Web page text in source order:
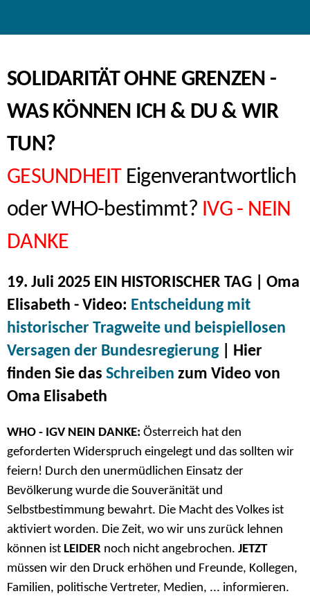
SOLIDARITÄT OHNE GRENZEN -
WAS KÖNNEN ICH & DU & WIR
TUN?
GESUNDHEIT Eigenverantwortlich
oder WHO-bestimmt? IVG - NEIN
DANKE
19. Juli 2025 EIN HISTORISCHER TAG | Oma
Elisabeth - Video: Entscheidung mit
historischer Tragweite und beispiellosen
Versagen der Bundesregierung| Hier
finden Sie das Schreiben zum Video von
Oma Elisabeth
WHO - IGV NEIN DANKE: Österreich hat den
geforderten Widerspruch eingelegt und das sollten wir
feiern! Durch den unermüdlichen Einsatz der
Bevölkerung wurde die Souveränität und
Selbstbestimmung bewahrt. Die Macht des Volkes ist
aktiviert worden. Die Zeit, wo wir uns zurück lehnen
können ist LEIDER noch nicht angebrochen. JETZT
müssen wir den Druck erhöhen und Freunde, Kollegen,
Familien, politische Vertreter, Medien, ... informieren.